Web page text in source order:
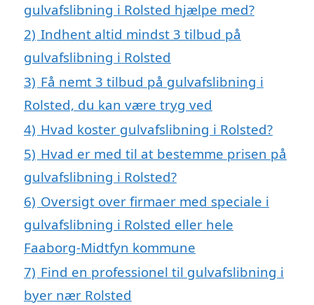
gulvafslibning i Rolsted hjælpe med?
2) Indhent altid mindst 3 tilbud på
gulvafslibning i Rolsted
3) Få nemt 3 tilbud på gulvafslibning i
Rolsted, du kan være tryg ved
4) Hvad koster gulvafslibning i Rolsted?
5) Hvad er med til at bestemme prisen på
gulvafslibning i Rolsted?
6) Oversigt over firmaer med speciale i
gulvafslibning i Rolsted eller hele
Faaborg-Midtfyn kommune
7) Find en professionel til gulvafslibning i
byer nær Rolsted